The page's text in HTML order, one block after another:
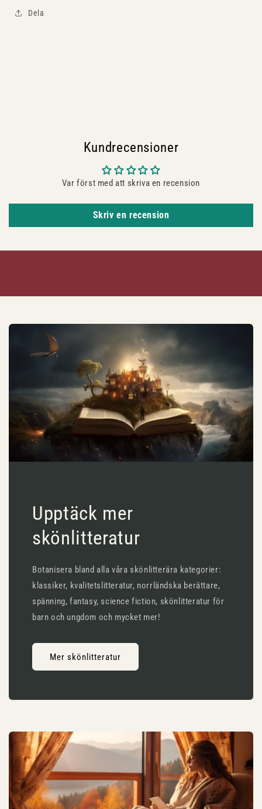
Dela
Kundrecensioner
Var först med att skriva en recension
Skriv en recension
Upptäck mer
skönlitteratur
Botanisera bland alla våra skönlitterära kategorier:
klassiker, kvalitetslitteratur, norrländska berättare,
spänning, fantasy, science fiction, skönlitteratur för
barn och ungdom och mycket mer!
Mer skönlitteratur